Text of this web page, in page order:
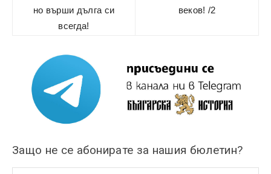
но върши дълга си
всегда!
веков! /2
Защо не се абонирате за нашия бюлетин?